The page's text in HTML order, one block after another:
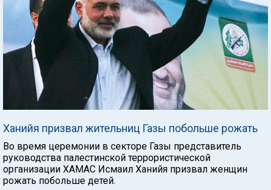
Ханийя призвал жительниц Газы побольше рожать
Во время церемонии в секторе Газы представитель
руководства палестинской террористической
организации ХАМАС Исмаил Ханийя призвал женщин
рожать побольше детей.